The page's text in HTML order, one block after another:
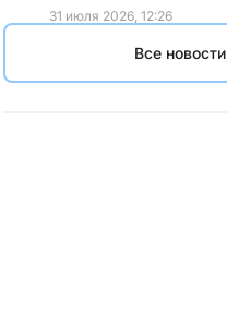
31 июля 2026, 12:26
Все новости